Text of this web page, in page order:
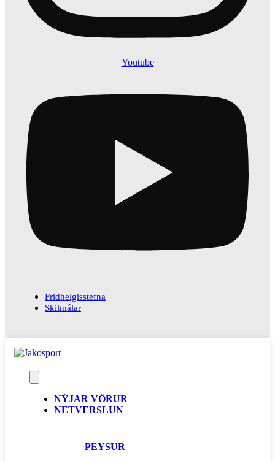
Youtube
Fridhelgisstefna
Skilmálar
NÝJAR VÖRUR
NETVERSLUN
PEYSUR